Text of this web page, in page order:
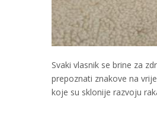
Svaki vlasnik se brine za
prepoznati znakove na
koje su sklonije razvoju